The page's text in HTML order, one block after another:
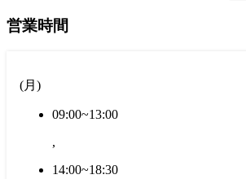
営業時間
(月 )
09:00~13:00
,
14:00~18:30